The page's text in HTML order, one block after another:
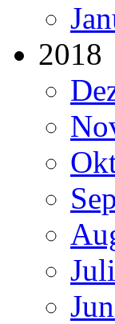
2018